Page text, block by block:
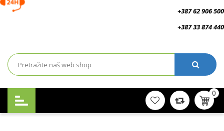
+387 62 906 500
+387 33 874 440
0